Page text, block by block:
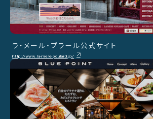
ラ・メール・プラール公式サイト
http://www.la-mere-poulard.jp/